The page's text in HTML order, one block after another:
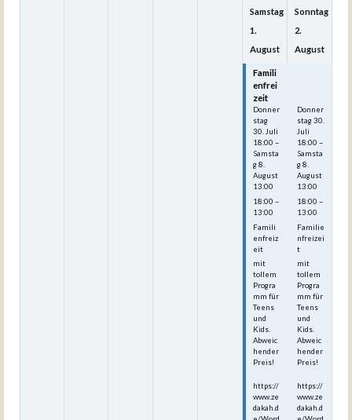
Samstag
1.
August
Famili
enfrei
zeit
Donner
stag
30. Juli
18:00 –
Samsta
g8.
August
13:00
18:00 –
13:00
Famili
enfreiz
eit
mit
tollem
Progra
mm für
Teens
und
Kids.
Abweic
hender
Preis!
https://
www.ze
dakah.d
Sonntag
2.
August
Donner
stag30.
Juli
18:00 –
Samsta
g8.
August
13:00
18:00 –
13:00
Familie
nfreizei
t
mit
tollem
Progra
mm für
Teens
und
Kids.
Abweic
hender
Preis!
https://
www.ze
dakah.d